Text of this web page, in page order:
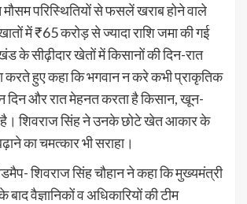
मौसम परिस्थितियों से फसलें खराब होने वाले
में ₹65 करोड़ से ज्यादा राशि जमा की गई
के सीढ़ीदार खेतों में किसानों की दिन-रात
करते हुए कहा कि भगवान न करे कभी प्राकृतिक
और रात मेहनत करता है किसान, खून-
है। शिवराज सिंह ने उनके छोटे खेत आकार के
का चमत्कार भी सराहा।
शिवराज सिंह चौहान ने कहा कि मुख्यमंत्री
बाद वैज्ञानिकों व अधिकारियों की टीम